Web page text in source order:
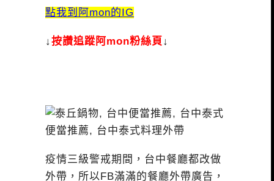
點我到阿mon的IG
↓按讚追蹤阿mon粉絲頁 ↓
疫情三級警戒期間，台中餐廳都改做
外帶，所以FB滿滿的餐廳外帶廣告，